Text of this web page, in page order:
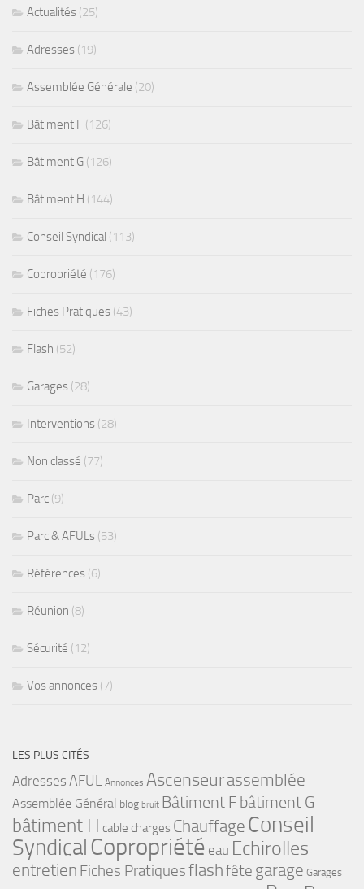
Actualités (25)
Adresses (19)
Assemblée Générale (20)
Bâtiment F (126)
Bâtiment G (126)
Bâtiment H (144)
Conseil Syndical (113)
Copropriété (176)
Fiches Pratiques (43)
Flash (52)
Garages (28)
Interventions (28)
Non classé (77)
Parc (9)
Parc & AFULs (53)
Références (6)
Réunion (8)
Sécurité (12)
Vos annonces (7)
LES PLUS CITÉS
Adresses AFUL Annonces Ascenseurassemblée
Assemblée Général blog bruit Bâtiment F bâtiment G
bâtiment H cable charges Chauffage Conseil
Syndical Copropriété eau Echirolles
entretien Fiches Pratiquesflashfête garage Garages